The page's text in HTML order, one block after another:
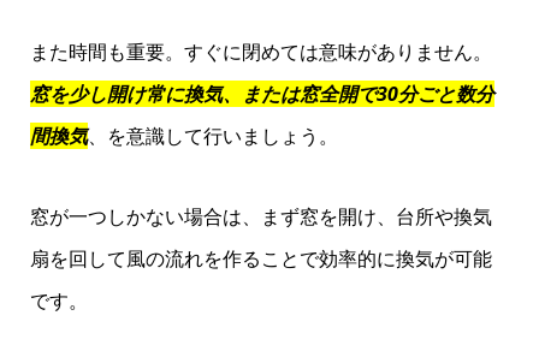
また時間も重要。すぐに閉めては意味がありません。
窓を少し開け常に換気、または窓全開で30分ごと数分
間換気、を意識して行いましょう。
窓が一つしかない場合は、まず窓を開け、台所や換気
扇を回して風の流れを作ることで効率的に換気が可能
です。